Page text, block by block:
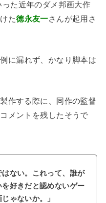
った近年のダメ邦画大作
た徳永友一さんが起用さ
に漏れず、かなり脚本は
作する際に、同作の監督
メントを残したそうで
はない。これって、誰が
好きだと認めないゲー
ゃないか。」